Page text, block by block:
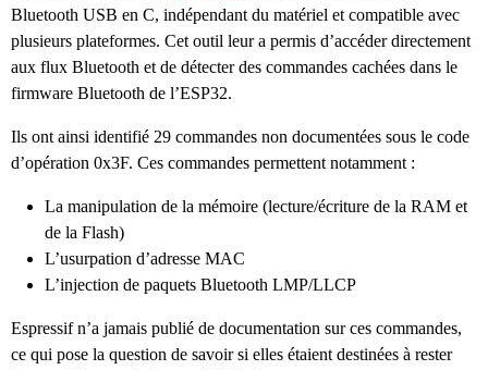
Bluetooth USB en C, indépendant du matériel et compatible avec
plusieurs plateformes. Cet outil leur a permis d’accéder directement
aux flux Bluetooth et de détecter des commandes cachées dans le
firmware Bluetooth de l’ESP32.
Ils ont ainsi identifié 29 commandes non documentées sous le code
d’opération 0x3F. Ces commandes permettent notamment :
La manipulation de la mémoire (lecture/écriture de la RAM et
de la Flash)
L’usurpation d’adresse MAC
L’injection de paquets Bluetooth LMP/LLCP
Espressif n’a jamais publié de documentation sur ces commandes,
ce qui pose la question de savoir si elles étaient destinées à rester